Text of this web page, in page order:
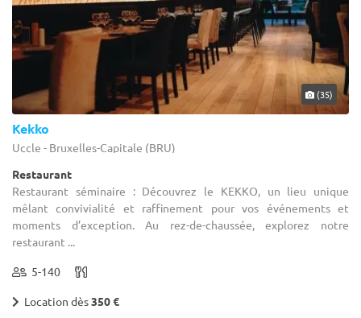
(35)
Kekko
Uccle - Bruxelles-Capitale (BRU)
Restaurant
Restaurant séminaire : Découvrez le KEKKO, un lieu unique
mêlant convivialité et raffinement pour vos événements et
moments d’exception. Au rez-de-chaussée, explorez notre
restaurant ...
5-140
Location dès350 €